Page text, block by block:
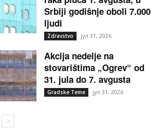
Srbiji godišnje oboli 7.000
ljudi
Zdravstvo јул 31, 2026
Akcija nedelje na
stovarištima „Ogrev“ od
31. jula do 7. avgusta
Gradske Teme јул 31, 2026